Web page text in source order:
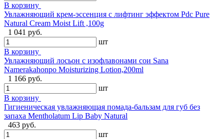
В корзину
Увлажняющий крем-эссенция с лифтинг эффектом Pdc Pure
Natural Cream Moist Lift ,100g
1 041 руб.
шт
В корзину
Увлажняющий лосьон с изофлавонами сои Sana
Namerakahonpo Moisturizing Lotion,200ml
1 166 руб.
шт
В корзину
Гигиеническая увлажняющая помада-бальзам для губ без
запаха Mentholatum Lip Baby Natural
463 руб.
шт